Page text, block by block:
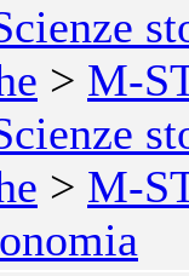
> M-
> M-